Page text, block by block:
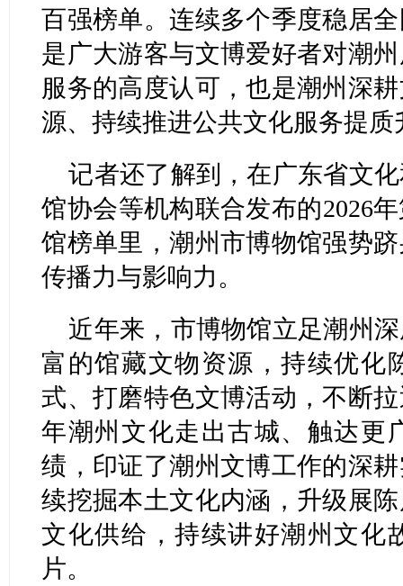
百强榜单。连续多个季度稳居
是广大游客与文博爱好者对潮
服务的高度认可，也是潮州深
源、持续推进公共文化服务提
记者还了解到，在广东省文
馆协会等机构联合发布的2026
馆榜单里，潮州市博物馆强势
传播力与影响力。
近年来，市博物馆立足潮州
富的馆藏文物资源，持续优化
式、打磨特色文博活动，不断
年潮州文化走出古城、触达更
绩，印证了潮州文博工作的深
续挖掘本土文化内涵，升级展
文化供给，持续讲好潮州文化
片。